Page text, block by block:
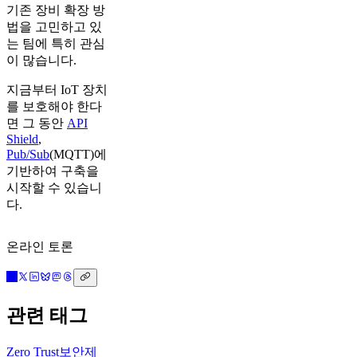
기존 장비 확장 방
법을 고민하고 있
는 팀에 특히 관심
이 많습니다.
지금부터 IoT 장치
를 보호해야 한다
면 그 동안 API
Shield,
Pub/Sub(MQTT)에
기반하여 구축을
시작할 수 있습니
다.
온라인 토론
관련 태그
Zero Trust보안제